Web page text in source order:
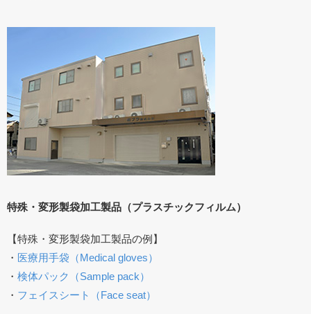
特殊・変形製袋加工製品（プラスチックフィルム）
【特殊・変形製袋加工製品の例】
・ 医療用手袋（Medical gloves）
・ 検体パック（Sample pack）
・ フェイスシート（Face seat）